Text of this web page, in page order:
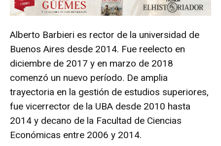
Alberto Barbieri es rector de la universidad de
Buenos Aires desde 2014. Fue reelecto en
diciembre de 2017 y en marzo de 2018
comenzó un nuevo período. De amplia
trayectoria en la gestión de estudios superiores,
fue vicerrector de la UBA desde 2010 hasta
2014 y decano de la Facultad de Ciencias
Económicas entre 2006 y 2014.